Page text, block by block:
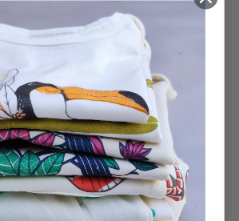
, Recién nacido
, Nacimiento , Regalos , Set Regalo